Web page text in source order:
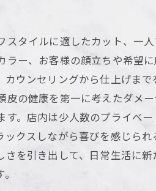
スタイルに適したカット、一
ラー、お客様の顔立ちや希望
ウンセリングから仕上げまで
皮の健康を第一に考えたダメ
。店内は少人数のプライベー
クスしながら喜びを感じられ
を引き出して、日常生活に新